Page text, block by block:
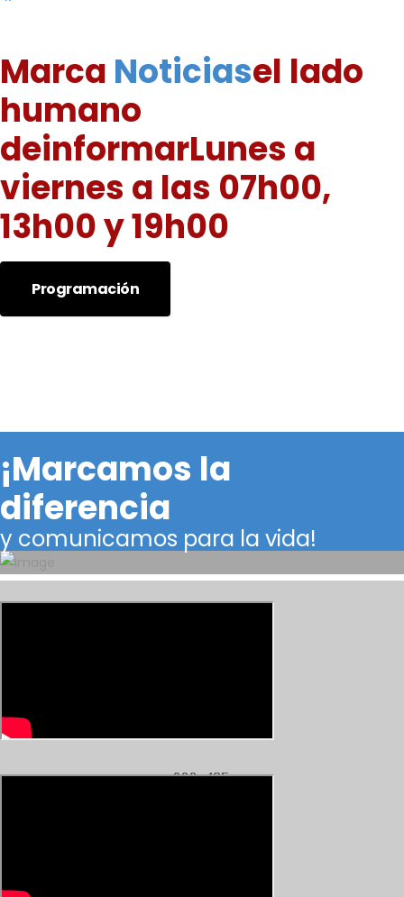
Marca Noticiasel lado
humano
deinformarLunes a
viernes a las 07h00,
13h00 y 19h00
Programación
¡Marcamos la
diferencia
y comunicamos para la vida!